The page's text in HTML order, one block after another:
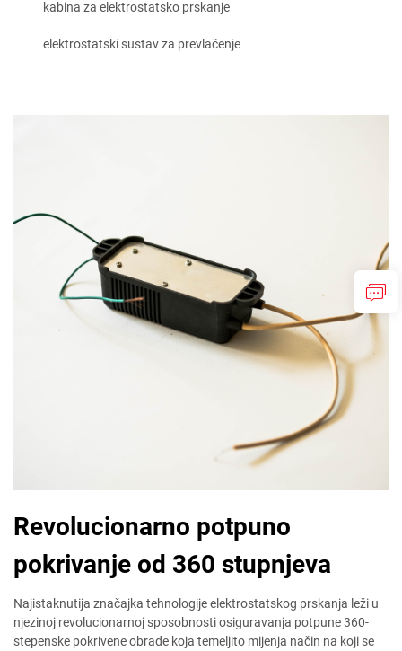
kabina za elektrostatsko prskanje
elektrostatski sustav za prevlačenje
Revolucionarno potpuno
pokrivanje od 360 stupnjeva
Najistaknutija značajka tehnologije elektrostatskog prskanja leži u
njezinoj revolucionarnoj sposobnosti osiguravanja potpune 360-
stepenske pokrivene obrade koja temeljito mijenja način na koji se